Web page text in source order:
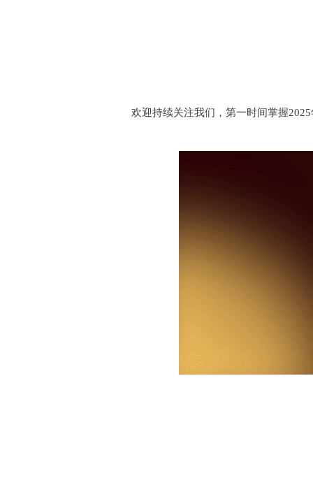
欢迎持续关注我们，第一时间掌握